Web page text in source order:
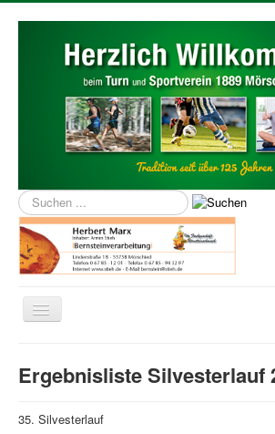
Suchen
...
Navigation
an/aus
Über uns
News
Ergebnisliste Silvesterlauf
35. Silvesterlauf